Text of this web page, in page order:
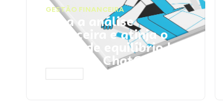
GESTÃO FINANCEIRA
Faça a análise
financeira e atinja o
ponto de equilíbrio |
Prompts ChatGPT